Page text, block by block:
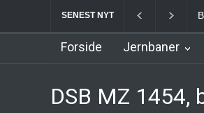
SENEST NYT
Forside Jernbaner
DSB MZ 1454,